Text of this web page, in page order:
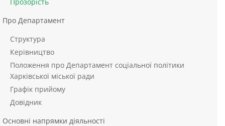
Про Департамент
Структура
Керівництво
Положення про Департамент соціальної політики
Харківської міської ради
Графік прийому
Довідник
Основні напрямки діяльності